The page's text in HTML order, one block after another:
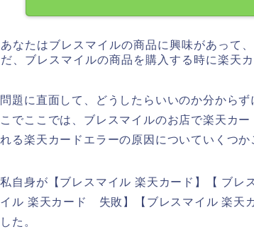
なたはブレスマイルの商品に興味があって
、ブレスマイルの商品を購入する時に楽天
題に直面して、どうしたらいいのか分から
でここでは、ブレスマイルのお店で楽天カ
る楽天カードエラーの原因についていくつか
私自身が【ブレスマイル 楽天カード】【 ブ
イル 楽天カード 失敗】【ブレスマイル 楽天
た。